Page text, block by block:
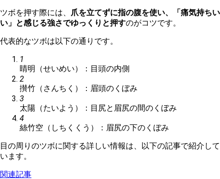
ツボを押す際には、 爪を立てずに指の腹を使い、「痛気持ちい
い」と感じる強さでゆっくりと押すのがコツです。
代表的なツボは以下の通りです。
1
睛明（せいめい）：目頭の内側
2
攅竹（さんちく）：眉頭のくぼみ
3
太陽（たいよう）：目尻と眉尻の間のくぼみ
4
絲竹空（しちくくう）：眉尻の下のくぼみ
目の周りのツボに関する詳しい情報は、以下の記事で紹介して
います。
関連記事